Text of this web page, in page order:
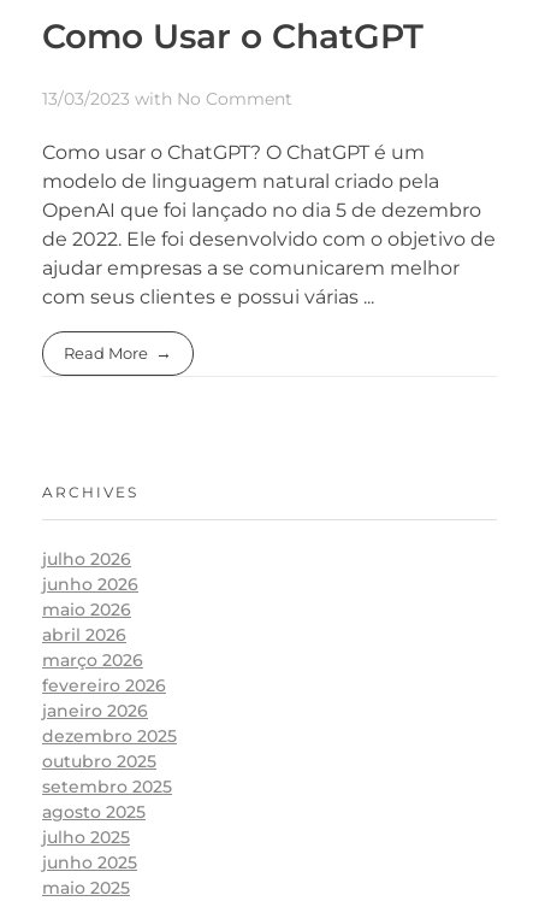
Como Usar o ChatGPT
13/03/2023 with No Comment
Como usar o ChatGPT? O ChatGPT é um
modelo de linguagem natural criado pela
OpenAI que foi lançado no dia 5 de dezembro
de 2022. Ele foi desenvolvido com o objetivo de
ajudar empresas a se comunicarem melhor
com seus clientes e possui várias ...
Read More
ARCHIVES
julho 2026
junho 2026
maio 2026
abril 2026
março 2026
fevereiro 2026
janeiro 2026
dezembro 2025
outubro 2025
setembro 2025
agosto 2025
julho 2025
junho 2025
maio 2025